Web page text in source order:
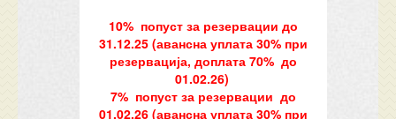
10% попуст за резервации до
31.12.25 (авансна уплата 30% при
резервација, доплата 70% до
01.02.26)
7% попуст за резервации до
01.02.26 (авансна уплата 30% при